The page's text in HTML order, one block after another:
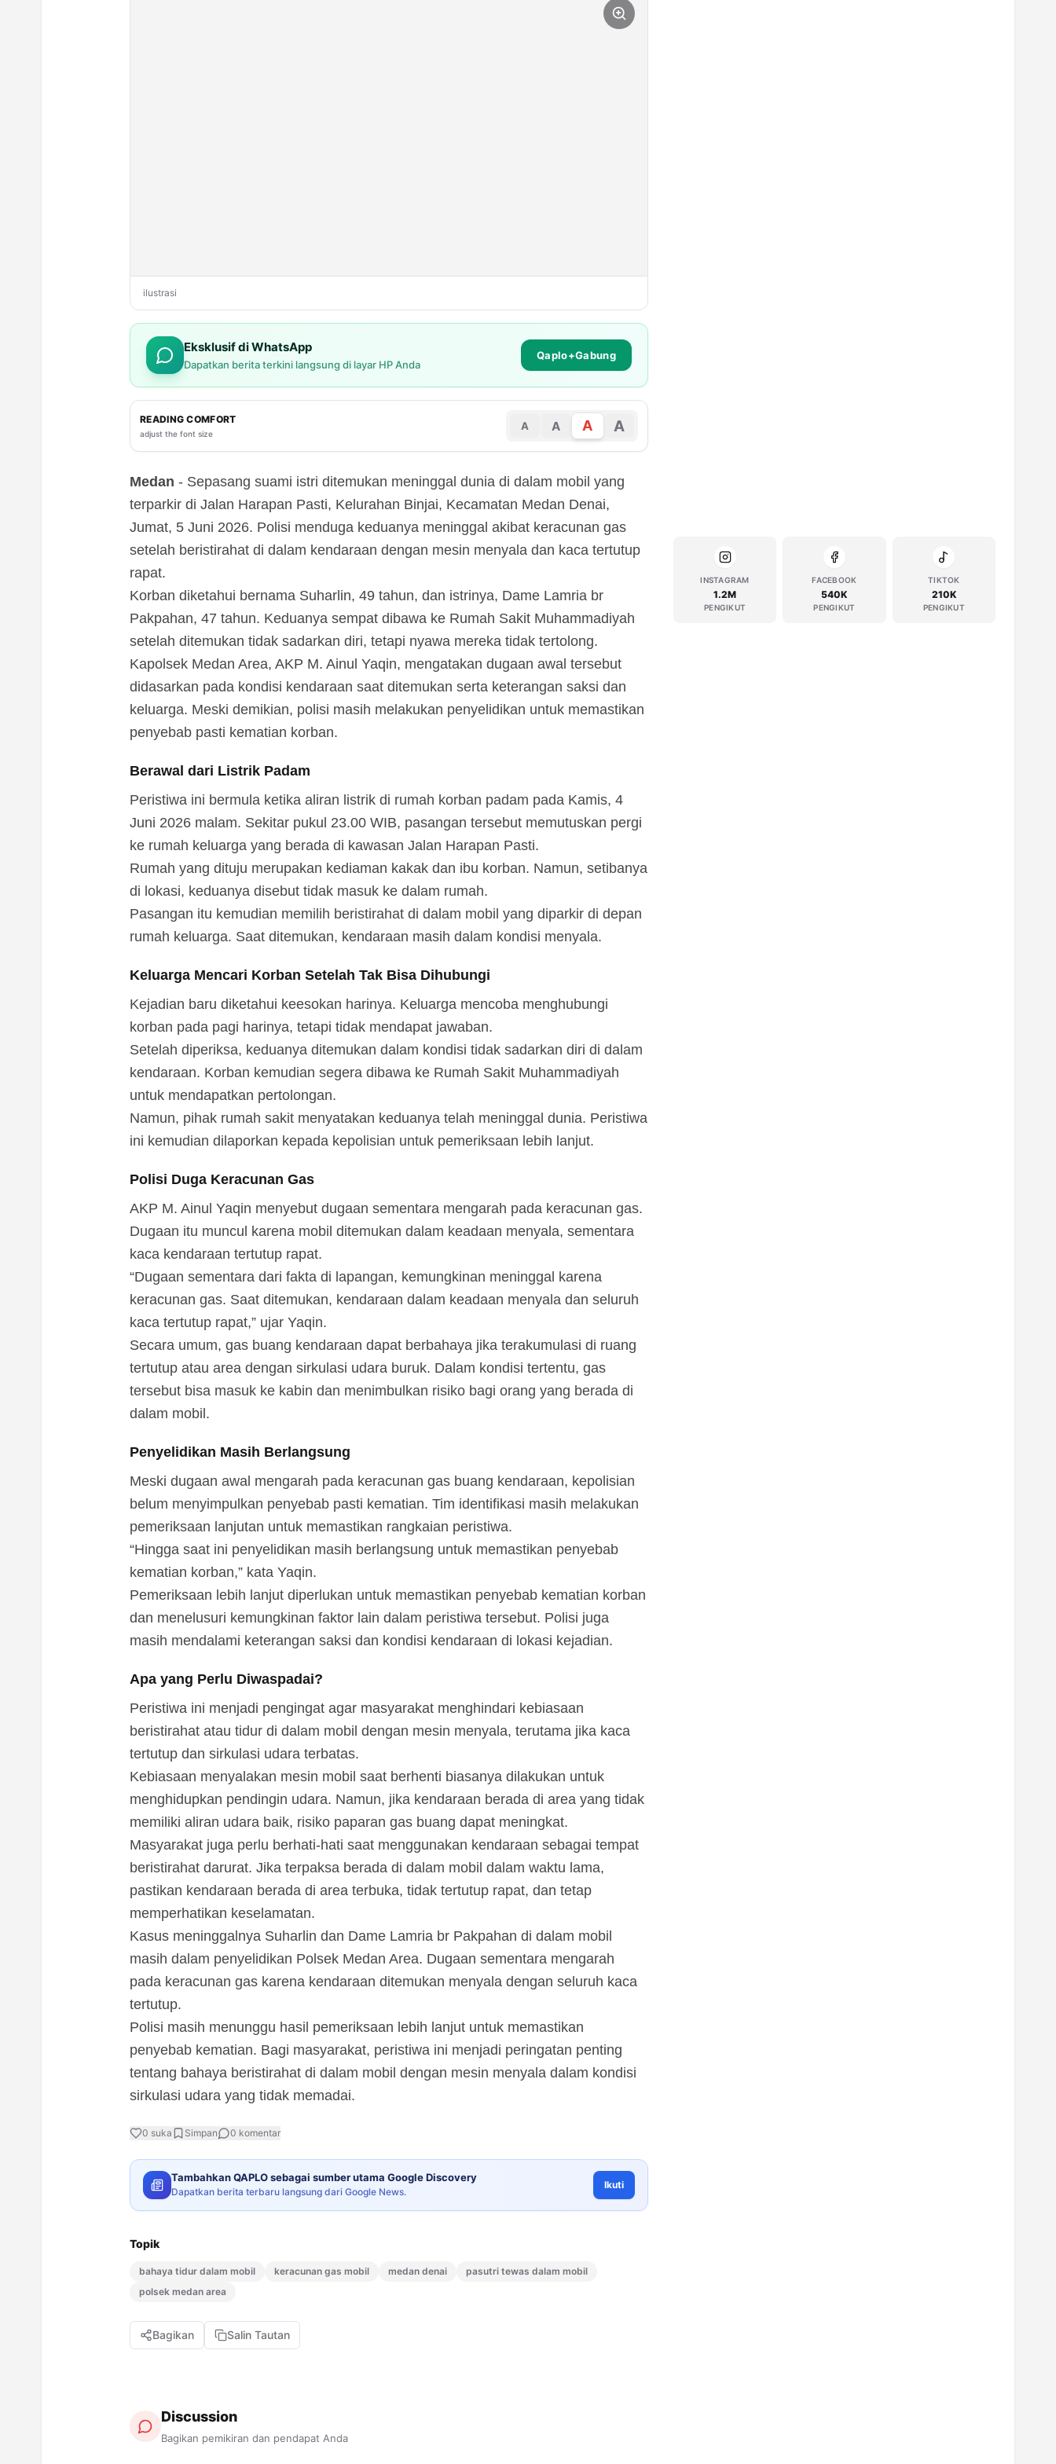
ilustrasi
Eksklusif di WhatsApp
Dapatkan berita terkini langsung di layar HP Anda
Qaplo+Gabung
READING COMFORT
adjust the font size
A A A A
Medan - Sepasang suami istri ditemukan meninggal dunia di dalam mobil yang
terparkir di Jalan Harapan Pasti, Kelurahan Binjai, Kecamatan Medan Denai,
Jumat, 5 Juni 2026. Polisi menduga keduanya meninggal akibat keracunan gas
setelah beristirahat di dalam kendaraan dengan mesin menyala dan kaca tertutup
rapat.
Korban diketahui bernama Suharlin, 49 tahun, dan istrinya, Dame Lamria br
Pakpahan, 47 tahun. Keduanya sempat dibawa ke Rumah Sakit Muhammadiyah
setelah ditemukan tidak sadarkan diri, tetapi nyawa mereka tidak tertolong.
Kapolsek Medan Area, AKP M. Ainul Yaqin, mengatakan dugaan awal tersebut
didasarkan pada kondisi kendaraan saat ditemukan serta keterangan saksi dan
keluarga. Meski demikian, polisi masih melakukan penyelidikan untuk memastikan
penyebab pasti kematian korban.
Berawal dari Listrik Padam
Peristiwa ini bermula ketika aliran listrik di rumah korban padam pada Kamis, 4
Juni 2026 malam. Sekitar pukul 23.00 WIB, pasangan tersebut memutuskan pergi
ke rumah keluarga yang berada di kawasan Jalan Harapan Pasti.
Rumah yang dituju merupakan kediaman kakak dan ibu korban. Namun, setibanya
di lokasi, keduanya disebut tidak masuk ke dalam rumah.
Pasangan itu kemudian memilih beristirahat di dalam mobil yang diparkir di depan
rumah keluarga. Saat ditemukan, kendaraan masih dalam kondisi menyala.
Keluarga Mencari Korban Setelah Tak Bisa Dihubungi
Kejadian baru diketahui keesokan harinya. Keluarga mencoba menghubungi
korban pada pagi harinya, tetapi tidak mendapat jawaban.
Setelah diperiksa, keduanya ditemukan dalam kondisi tidak sadarkan diri di dalam
kendaraan. Korban kemudian segera dibawa ke Rumah Sakit Muhammadiyah
untuk mendapatkan pertolongan.
Namun, pihak rumah sakit menyatakan keduanya telah meninggal dunia. Peristiwa
ini kemudian dilaporkan kepada kepolisian untuk pemeriksaan lebih lanjut.
Polisi Duga Keracunan Gas
AKP M. Ainul Yaqin menyebut dugaan sementara mengarah pada keracunan gas.
Dugaan itu muncul karena mobil ditemukan dalam keadaan menyala, sementara
kaca kendaraan tertutup rapat.
“Dugaan sementara dari fakta di lapangan, kemungkinan meninggal karena
keracunan gas. Saat ditemukan, kendaraan dalam keadaan menyala dan seluruh
kaca tertutup rapat,” ujar Yaqin.
Secara umum, gas buang kendaraan dapat berbahaya jika terakumulasi di ruang
tertutup atau area dengan sirkulasi udara buruk. Dalam kondisi tertentu, gas
tersebut bisa masuk ke kabin dan menimbulkan risiko bagi orang yang berada di
dalam mobil.
Penyelidikan Masih Berlangsung
Meski dugaan awal mengarah pada keracunan gas buang kendaraan, kepolisian
belum menyimpulkan penyebab pasti kematian. Tim identifikasi masih melakukan
pemeriksaan lanjutan untuk memastikan rangkaian peristiwa.
“Hingga saat ini penyelidikan masih berlangsung untuk memastikan penyebab
kematian korban,” kata Yaqin.
Pemeriksaan lebih lanjut diperlukan untuk memastikan penyebab kematian korban
dan menelusuri kemungkinan faktor lain dalam peristiwa tersebut. Polisi juga
masih mendalami keterangan saksi dan kondisi kendaraan di lokasi kejadian.
Apa yang Perlu Diwaspadai?
Peristiwa ini menjadi pengingat agar masyarakat menghindari kebiasaan
beristirahat atau tidur di dalam mobil dengan mesin menyala, terutama jika kaca
tertutup dan sirkulasi udara terbatas.
Kebiasaan menyalakan mesin mobil saat berhenti biasanya dilakukan untuk
menghidupkan pendingin udara. Namun, jika kendaraan berada di area yang tidak
memiliki aliran udara baik, risiko paparan gas buang dapat meningkat.
Masyarakat juga perlu berhati-hati saat menggunakan kendaraan sebagai tempat
beristirahat darurat. Jika terpaksa berada di dalam mobil dalam waktu lama,
pastikan kendaraan berada di area terbuka, tidak tertutup rapat, dan tetap
memperhatikan keselamatan.
Kasus meninggalnya Suharlin dan Dame Lamria br Pakpahan di dalam mobil
masih dalam penyelidikan Polsek Medan Area. Dugaan sementara mengarah
pada keracunan gas karena kendaraan ditemukan menyala dengan seluruh kaca
tertutup.
Polisi masih menunggu hasil pemeriksaan lebih lanjut untuk memastikan
penyebab kematian. Bagi masyarakat, peristiwa ini menjadi peringatan penting
tentang bahaya beristirahat di dalam mobil dengan mesin menyala dalam kondisi
sirkulasi udara yang tidak memadai.
0 suka Simpan 0 komentar
Tambahkan QAPLO sebagai sumber utama Google Discovery
Dapatkan berita terbaru langsung dari Google News.
Ikuti
Topik
bahaya tidur dalam mobil keracunan gas mobil medan denai
pasutri tewas dalam mobil
polsek medan area
Bagikan Salin Tautan
Discussion
Bagikan pemikiran dan pendapat Anda
INSTAGRAM
1.2M
PENGIKUT
FACEBOOK
540K
PENGIKUT
TIKTOK
210K
PENGIKUT